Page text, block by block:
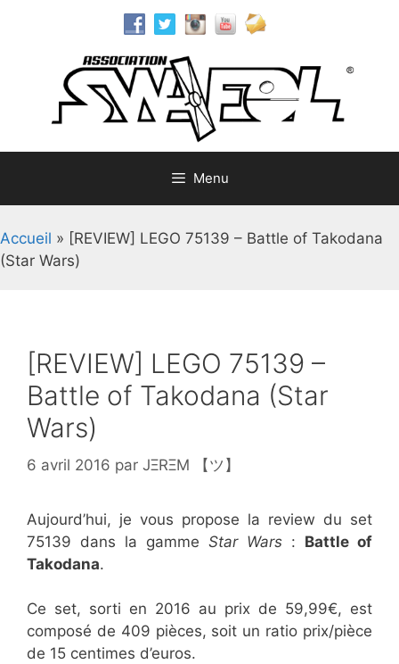
Menu
Accueil » [REVIEW] LEGO 75139 – Battle of Takodana
(Star Wars)
[REVIEW] LEGO 75139 –
Battle of Takodana (Star
Wars)
6 avril 2016 par JΞRΞM 【ツ】
Aujourd’hui, je vous propose la review du set
75139 dans la gamme Star Wars : Battle of
Takodana.
Ce set, sorti en 2016 au prix de 59,99€, est
composé de 409 pièces, soit un ratio prix/pièce
de 15 centimes d’euros.